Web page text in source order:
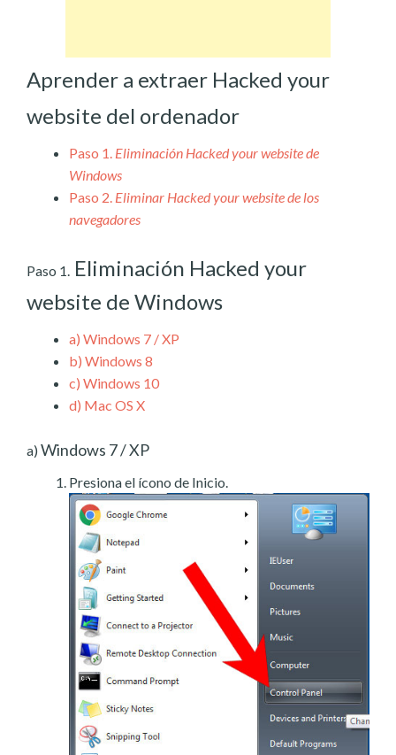
Aprender a extraer Hacked your
website del ordenador
Paso 1. Eliminación Hacked your website de
Windows
Paso 2. Eliminar Hacked your website de los
navegadores
Paso 1. Eliminación Hacked your
website de Windows
a) Windows 7 / XP
b) Windows 8
c) Windows 10
d) Mac OS X
a) Windows 7 / XP
Presiona el ícono de Inicio.